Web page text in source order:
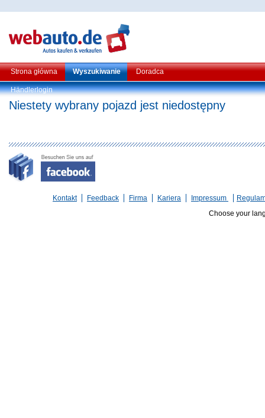
Strona główna Wyszukiwanie Doradca
Händlerlogin
Niestety wybrany pojazd jest niedostępny
Kontakt Feedback Firma Kariera Impressum
Choose your